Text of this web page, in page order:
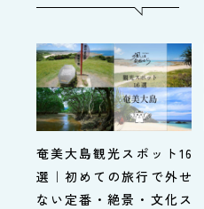
奄美大島観光スポット16
選｜初めての旅行で外せ
ない定番・絶景・文化ス